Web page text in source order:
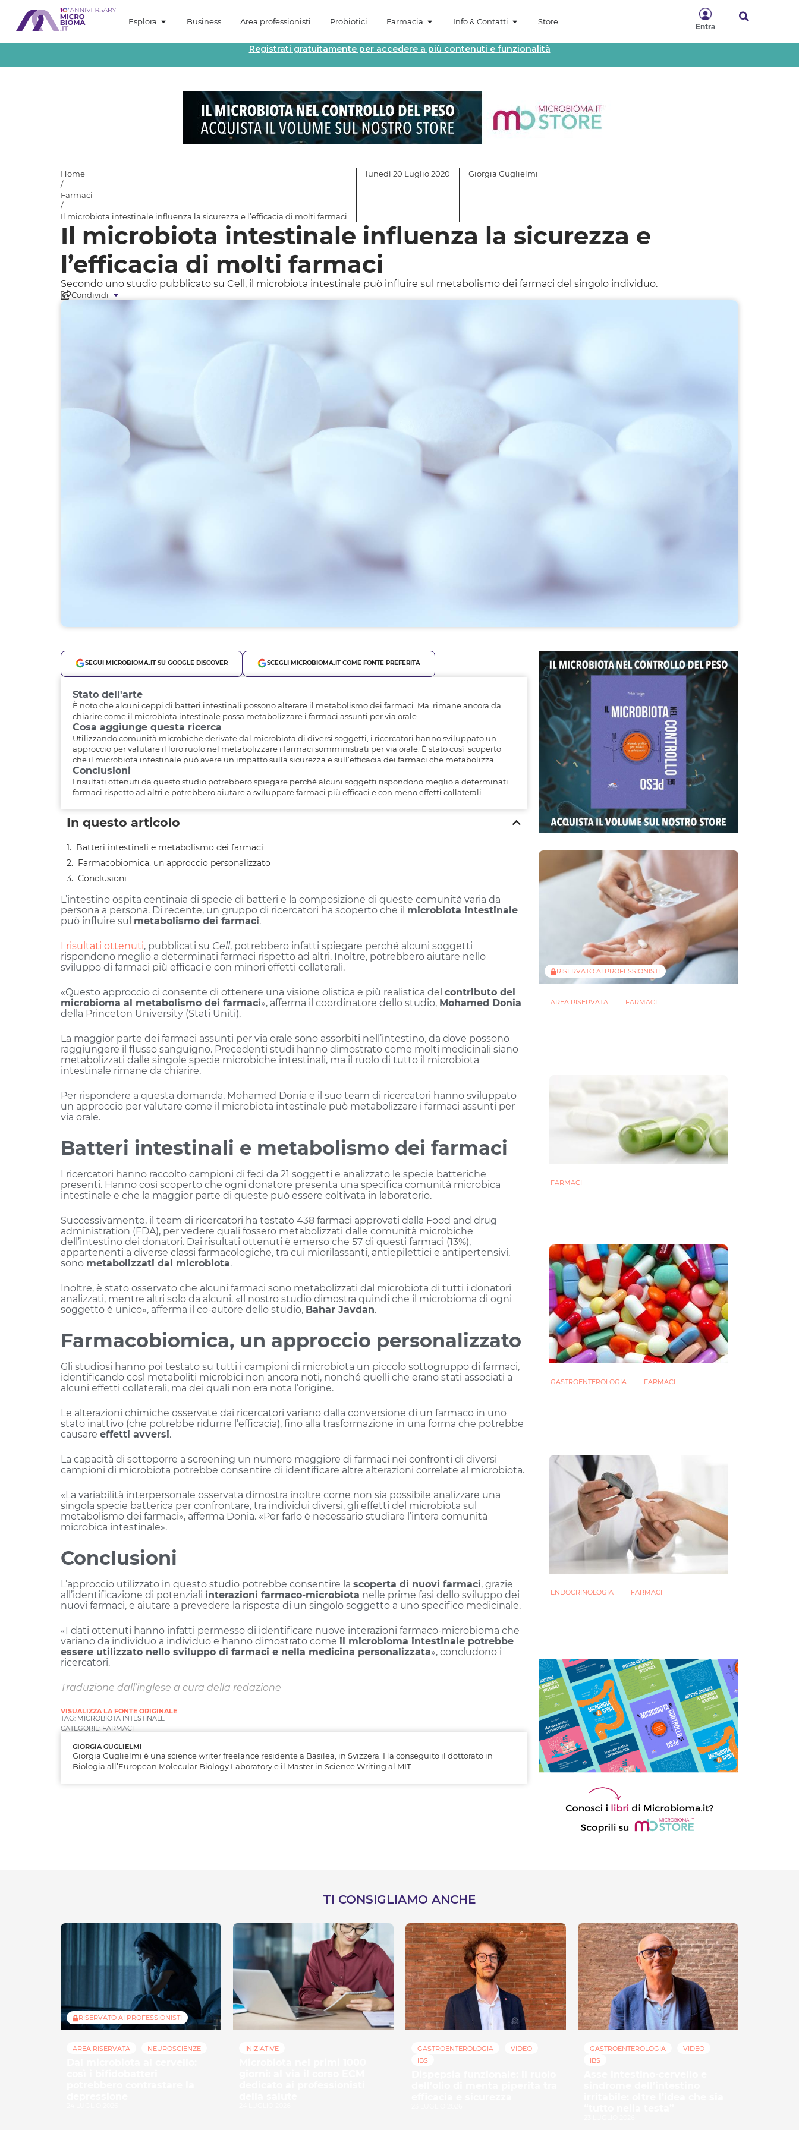
Esplora Business Area professionisti Probiotici Farmacia Info & Contatti Store
Entra
Registrati gratuitamente per accedere a più contenuti e funzionalità
Home
/
Farmaci
/
Il microbiota intestinale influenza la sicurezza e l’efficacia di molti farmaci
lunedì 20 Luglio 2020 Giorgia Guglielmi
Il microbiota intestinale influenza la sicurezza e
l’efficacia di molti farmaci
Secondo uno studio pubblicato su Cell, il microbiota intestinale può influire sul metabolismo dei farmaci del singolo individuo.
Condividi
SEGUI MICROBIOMA.IT SU GOOGLE DISCOVER SCEGLI MICROBIOMA.IT COME FONTE PREFERITA
Stato dell'arte
È noto che alcuni ceppi di batteri intestinali possono alterare il metabolismo dei farmaci. Ma rimane ancora da
chiarire come il microbiota intestinale possa metabolizzare i farmaci assunti per via orale.
Cosa aggiunge questa ricerca
Utilizzando comunità microbiche derivate dal microbiota di diversi soggetti, i ricercatori hanno sviluppato un
approccio per valutare il loro ruolo nel metabolizzare i farmaci somministrati per via orale. È stato così scoperto
che il microbiota intestinale può avere un impatto sulla sicurezza e sull’efficacia dei farmaci che metabolizza.
Conclusioni
I risultati ottenuti da questo studio potrebbero spiegare perché alcuni soggetti rispondono meglio a determinati
farmaci rispetto ad altri e potrebbero aiutare a sviluppare farmaci più efficaci e con meno effetti collaterali.
In questo articolo
Batteri intestinali e metabolismo dei farmaci
Farmacobiomica, un approccio personalizzato
Conclusioni
L’intestino ospita centinaia di specie di batteri e la composizione di queste comunità varia da
persona a persona. Di recente, un gruppo di ricercatori ha scoperto che il microbiota intestinale
può influire sul metabolismo dei farmaci.
I risultati ottenuti, pubblicati su Cell, potrebbero infatti spiegare perché alcuni soggetti
rispondono meglio a determinati farmaci rispetto ad altri. Inoltre, potrebbero aiutare nello
sviluppo di farmaci più efficaci e con minori effetti collaterali.
«Questo approccio ci consente di ottenere una visione olistica e più realistica del contributo del
microbioma al metabolismo dei farmaci», afferma il coordinatore dello studio, Mohamed Donia
della Princeton University (Stati Uniti).
La maggior parte dei farmaci assunti per via orale sono assorbiti nell’intestino, da dove possono
raggiungere il flusso sanguigno. Precedenti studi hanno dimostrato come molti medicinali siano
metabolizzati dalle singole specie microbiche intestinali, ma il ruolo di tutto il microbiota
intestinale rimane da chiarire.
Per rispondere a questa domanda, Mohamed Donia e il suo team di ricercatori hanno sviluppato
un approccio per valutare come il microbiota intestinale può metabolizzare i farmaci assunti per
via orale.
Batteri intestinali e metabolismo dei farmaci
I ricercatori hanno raccolto campioni di feci da 21 soggetti e analizzato le specie batteriche
presenti. Hanno così scoperto che ogni donatore presenta una specifica comunità microbica
intestinale e che la maggior parte di queste può essere coltivata in laboratorio.
Successivamente, il team di ricercatori ha testato 438 farmaci approvati dalla Food and drug
administration (FDA), per vedere quali fossero metabolizzati dalle comunità microbiche
dell’intestino dei donatori. Dai risultati ottenuti è emerso che 57 di questi farmaci (13%),
appartenenti a diverse classi farmacologiche, tra cui miorilassanti, antiepilettici e antipertensivi,
sono metabolizzati dal microbiota.
Inoltre, è stato osservato che alcuni farmaci sono metabolizzati dal microbiota di tutti i donatori
analizzati, mentre altri solo da alcuni. «Il nostro studio dimostra quindi che il microbioma di ogni
soggetto è unico», afferma il co-autore dello studio, Bahar Javdan.
Farmacobiomica, un approccio personalizzato
Gli studiosi hanno poi testato su tutti i campioni di microbiota un piccolo sottogruppo di farmaci,
identificando così metaboliti microbici non ancora noti, nonché quelli che erano stati associati a
alcuni effetti collaterali, ma dei quali non era nota l’origine.
Le alterazioni chimiche osservate dai ricercatori variano dalla conversione di un farmaco in uno
stato inattivo (che potrebbe ridurne l’efficacia), fino alla trasformazione in una forma che potrebbe
causare effetti avversi.
La capacità di sottoporre a screening un numero maggiore di farmaci nei confronti di diversi
campioni di microbiota potrebbe consentire di identificare altre alterazioni correlate al microbiota.
«La variabilità interpersonale osservata dimostra inoltre come non sia possibile analizzare una
singola specie batterica per confrontare, tra individui diversi, gli effetti del microbiota sul
metabolismo dei farmaci», afferma Donia. «Per farlo è necessario studiare l’intera comunità
microbica intestinale».
Conclusioni
L’approccio utilizzato in questo studio potrebbe consentire la scoperta di nuovi farmaci, grazie
all’identificazione di potenziali interazioni farmaco-microbiota nelle prime fasi dello sviluppo dei
nuovi farmaci, e aiutare a prevedere la risposta di un singolo soggetto a uno specifico medicinale.
«I dati ottenuti hanno infatti permesso di identificare nuove interazioni farmaco-microbioma che
variano da individuo a individuo e hanno dimostrato come il microbioma intestinale potrebbe
essere utilizzato nello sviluppo di farmaci e nella medicina personalizzata», concludono i
ricercatori.
Traduzione dall’inglese a cura della redazione
VISUALIZZA LA FONTE ORIGINALE
TAG: MICROBIOTA INTESTINALE
CATEGORIE: FARMACI
GIORGIA GUGLIELMI
Giorgia Guglielmi è una science writer freelance residente a Basilea, in Svizzera. Ha conseguito il dottorato in
Biologia all’European Molecular Biology Laboratory e il Master in Science Writing al MIT.
RISERVATO AI PROFESSIONISTI
AREA RISERVATA FARMACI
FARMACI
GASTROENTEROLOGIA FARMACI
ENDOCRINOLOGIA FARMACI
TI CONSIGLIAMO ANCHE
RISERVATO AI PROFESSIONISTI
AREA RISERVATA NEUROSCIENZE INIZIATIVE GASTROENTEROLOGIA
VIDEO
IBS
GASTROENTEROLOGIA
VIDEO
IBS